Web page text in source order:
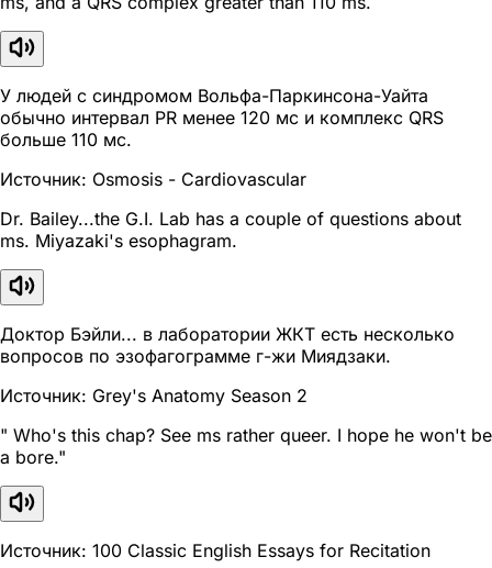
У людей с синдромом Вольфа-Паркинсона-Уайта
обычно интервал PR менее 120 мс и комплекс QRS
больше 110 мс.
Источник: Osmosis - Cardiovascular
Dr. Bailey...the G.I. Lab has a couple of questions about
ms. Miyazaki's esophagram.
Доктор Бэйли... в лаборатории ЖКТ есть несколько
вопросов по эзофагограмме г-жи Миядзаки.
Источник: Grey's Anatomy Season 2
" Who's this chap? See ms rather queer. I hope he won't be
a bore."
Источник: 100 Classic English Essays for Recitation